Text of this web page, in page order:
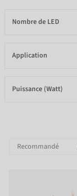
Nombre de LED
Application
Puissance (Watt)